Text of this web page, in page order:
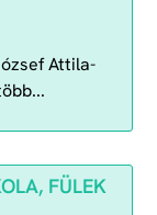
Attila-
FÜLEK